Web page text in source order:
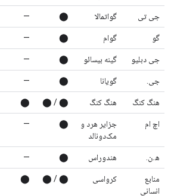
جی تی گواتمالا ⬤
—
گو گوام ⬤
—
جی دبلیو گینه بیسائو ⬤
—
جی. گویانا ⬤
—
هنگ کنگ هنگ کنگ ⬤ / ⬤
⬤
اچ ام
جزایر هرد و
مک‌دونالد
⬤
—
ه.ن. هندوراس ⬤
—
منابع
انسانی
کرواسی ⬤ / ⬤
⬤